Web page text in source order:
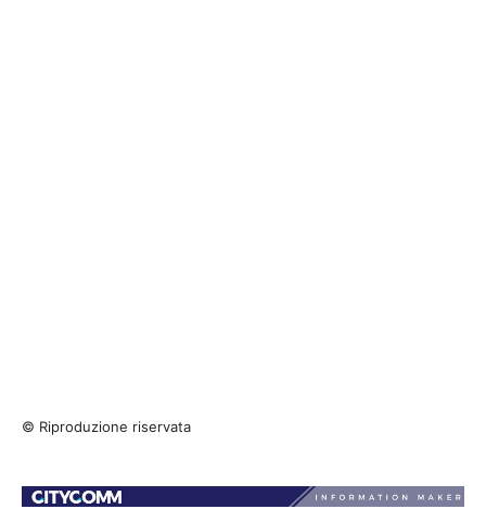
© Riproduzione riservata